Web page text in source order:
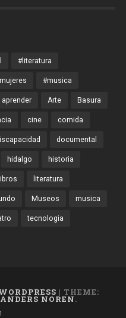
#literatura
#musica
aprender Arte Basura
cine comida
documental
hidalgo historia
libros literatura
Museos musica
tecnologia
| THEME:
ANDERS NOREN.